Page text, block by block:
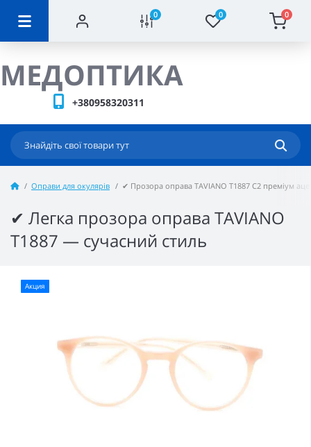
0 0 0
МЕДОПТИКА
+380958320311
Оправи для окулярів ✔ Прозора оправа TAVIANO T1887 C2 преміум
✔ Легка прозора оправа TAVIANO
T1887 — сучасний стиль
Акция